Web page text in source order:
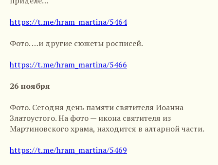
https://t.me/hram_martina/5464
Фото. …и другие сюжеты росписей.
https://t.me/hram_martina/5466
26 ноября
Фото. Сегодня день памяти святителя Иоанна
Златоустого. На фото — икона святителя из
Мартиновского храма, находится в алтарной части.
https://t.me/hram_martina/5469